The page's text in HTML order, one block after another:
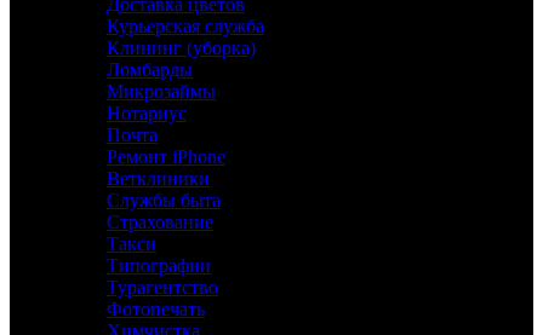
Доставка цветов
Курьерская служба
Клининг (уборка)
Ломбарды
Микрозаймы
Нотариус
Почта
Ремонт iPhone
Ветклиники
Службы быта
Страхование
Такси
Типографии
Турагентство
Фотопечать
Химчистка